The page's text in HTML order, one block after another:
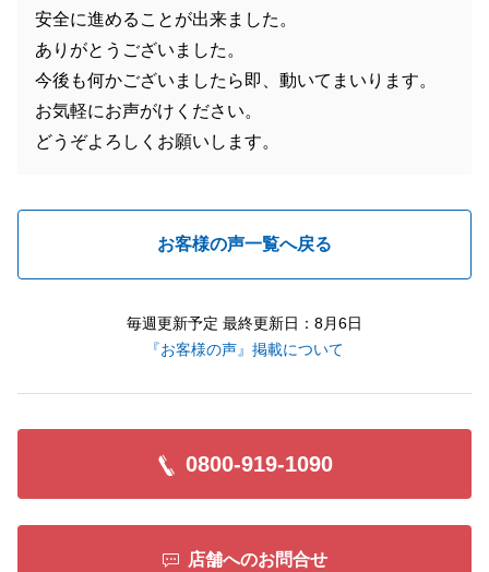
安全に進めることが出来ました。
ありがとうございました。
今後も何かございましたら即、動いてまいります。
お気軽にお声がけください。
どうぞよろしくお願いします。
お客様の声一覧へ戻る
毎週更新予定 最終更新日：8月6日
『お客様の声』掲載について
0800-919-1090
店舗へのお問合せ